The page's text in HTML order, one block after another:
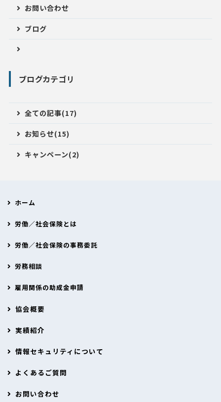
お問い合わせ
ブログ
ブログカテゴリ
全ての記事(17)
お知らせ(15)
キャンペーン(2)
ホーム
労働／社会保険とは
労働／社会保険の事務委託
労務相談
雇用関係の助成金申請
協会概要
実績紹介
情報セキュリティについて
よくあるご質問
お問い合わせ